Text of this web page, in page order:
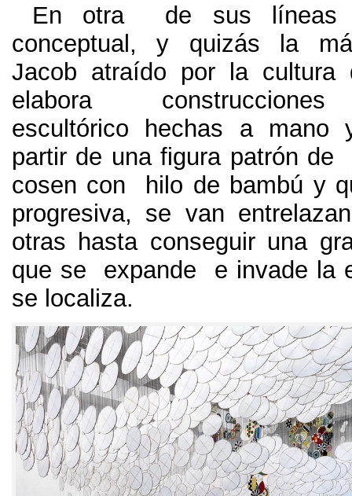
En otra de sus líneas
conceptual, y quizás la
Jacob atraído por la cultura
elabora construcciones
escultórico hechas a
partir de una figura patrón
cosen con hilo de bambú y
progresiva, se van
otras hasta conseguir una
que se expande e invade la
se localiza.